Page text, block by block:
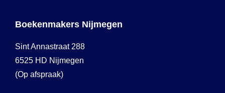
Boekenmakers Nijmegen
Sint Annastraat 288
6525 HD Nijmegen
(Op afspraak)